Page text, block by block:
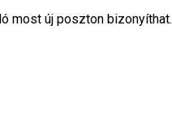
most új poszton bizonyíthat.